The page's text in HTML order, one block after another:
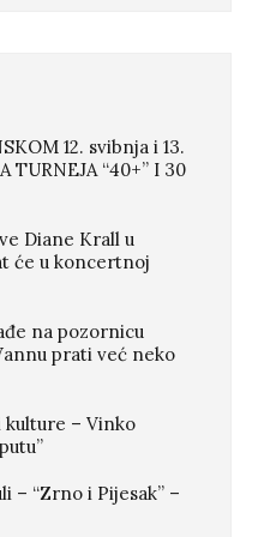
12. svibnja i 13.
TURNEJA “40+” I 30
Diane Krall u
će u koncertnoj
na pozornicu
prati već neko
– Vinko
– “Zrno i Pijesak” –